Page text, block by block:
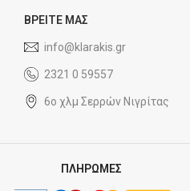
ΒΡΕΙΤΕ ΜΑΣ
info@klarakis.gr
2321 0 59557
6ο χλμ Σερρών Νιγρίτας
ΠΛΗΡΩΜΕΣ